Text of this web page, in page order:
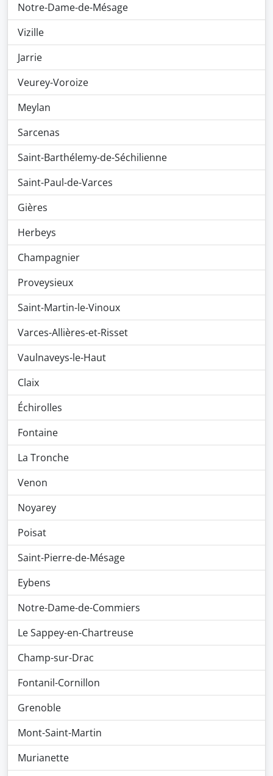
Notre-Dame-de-Mésage
Vizille
Jarrie
Veurey-Voroize
Meylan
Sarcenas
Saint-Barthélemy-de-Séchilienne
Saint-Paul-de-Varces
Gières
Herbeys
Champagnier
Proveysieux
Saint-Martin-le-Vinoux
Varces-Allières-et-Risset
Vaulnaveys-le-Haut
Claix
Échirolles
Fontaine
La Tronche
Venon
Noyarey
Poisat
Saint-Pierre-de-Mésage
Eybens
Notre-Dame-de-Commiers
Le Sappey-en-Chartreuse
Champ-sur-Drac
Fontanil-Cornillon
Grenoble
Mont-Saint-Martin
Murianette